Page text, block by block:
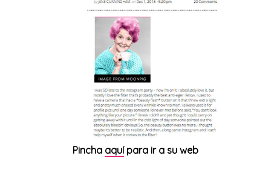
Pincha aquípara ir a su web